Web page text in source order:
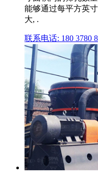
能够通过每平方英
大, .
联系电话: 180 3780